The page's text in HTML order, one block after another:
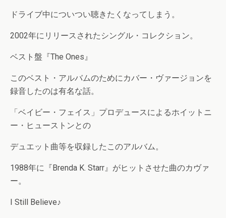
ドライブ中についつい聴きたくなってしまう。
2002年にリリースされたシングル・コレクション。
ベスト盤『The Ones』
このベスト・アルバムのためにカバー・ヴァージョンを
録音したのは有名な話。
「ベイビー・フェイス」プロデュースによるホイットニ
ー・ヒューストンとの
デュエット曲等を収録したこのアルバム。
1988年に『Brenda K. Starr』がヒットさせた曲のカヴァ
ー。
I Still Believe♪